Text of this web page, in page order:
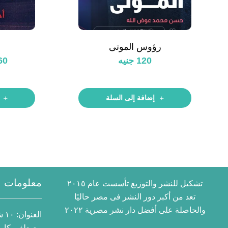
رؤوس الموتى
120 جنيه
إضافة إلى السلة
تشكيل للنشر والتوزيع تأسست عام ٢٠١٥
تعد من أكبر دور النشر فى مصر حاليًا
والحاصلة على أفضل دار نشر مصرية ٢٠٢٢
معلومات
العنوان: